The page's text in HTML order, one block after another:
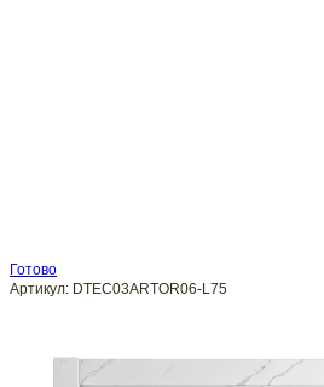
Готово
Артикул: DTEC03ARTOR06-L75